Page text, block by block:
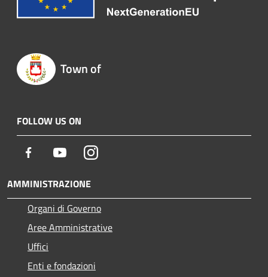
Town of
FOLLOW US ON
Facebook YoutubeInstagram
AMMINISTRAZIONE
Organi di Governo
Aree Amministrative
Uffici
Enti e fondazioni